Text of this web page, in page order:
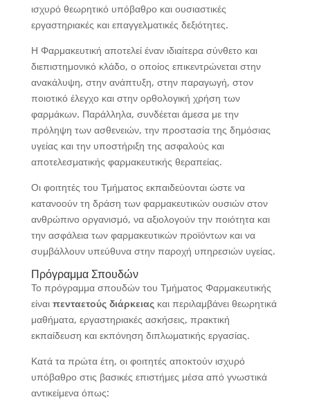
ισχυρό θεωρητικό υπόβαθρο και ουσιαστικές
εργαστηριακές και επαγγελματικές δεξιότητες.
Η Φαρμακευτική αποτελεί έναν ιδιαίτερα σύνθετο και
διεπιστημονικό κλάδο, ο οποίος επικεντρώνεται στην
ανακάλυψη, στην ανάπτυξη, στην παραγωγή, στον
ποιοτικό έλεγχο και στην ορθολογική χρήση των
φαρμάκων. Παράλληλα, συνδέεται άμεσα με την
πρόληψη των ασθενειών, την προστασία της δημόσιας
υγείας και την υποστήριξη της ασφαλούς και
αποτελεσματικής φαρμακευτικής θεραπείας.
Οι φοιτητές του Τμήματος εκπαιδεύονται ώστε να
κατανοούν τη δράση των φαρμακευτικών ουσιών στον
ανθρώπινο οργανισμό, να αξιολογούν την ποιότητα και
την ασφάλεια των φαρμακευτικών προϊόντων και να
συμβάλλουν υπεύθυνα στην παροχή υπηρεσιών υγείας.
Πρόγραμμα Σπουδών
Το πρόγραμμα σπουδών του Τμήματος Φαρμακευτικής
είναι πενταετούς διάρκειαςκαι περιλαμβάνει θεωρητικά
μαθήματα, εργαστηριακές ασκήσεις, πρακτική
εκπαίδευση και εκπόνηση διπλωματικής εργασίας.
Κατά τα πρώτα έτη, οι φοιτητές αποκτούν ισχυρό
υπόβαθρο στις βασικές επιστήμες μέσα από γνωστικά
αντικείμενα όπως: